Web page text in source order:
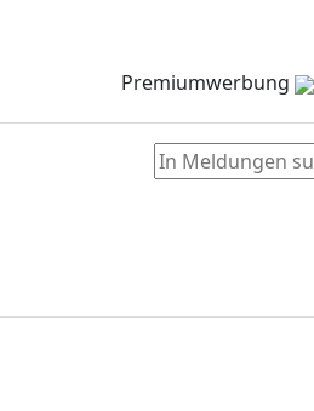
Premiumwerbung